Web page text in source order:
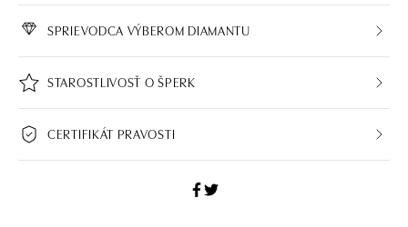
SPRIEVODCA VÝBEROM DIAMANTU
STAROSTLIVOSŤ O ŠPERK
CERTIFIKÁT PRAVOSTI